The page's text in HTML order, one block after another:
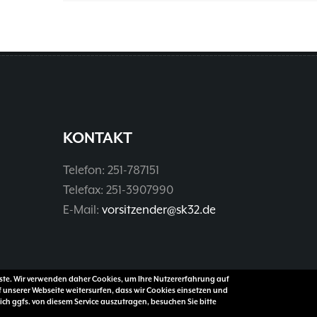
KONTAKT
Telefon: 251-787151
Telefax: 251-3907990
E-Mail: vorsitzender@sk32.de
Wir verwenden daher Cookies, um Ihre Nutzererfahrung auf
Webseite weitersurfen, dass wir Cookies einsetzen und
ggfs. von diesem Service auszutragen, besuchen Sie bitte